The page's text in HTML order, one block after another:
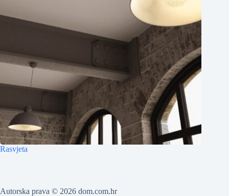
Rasvjeta
Autorska prava © 2026 dom.com.hr